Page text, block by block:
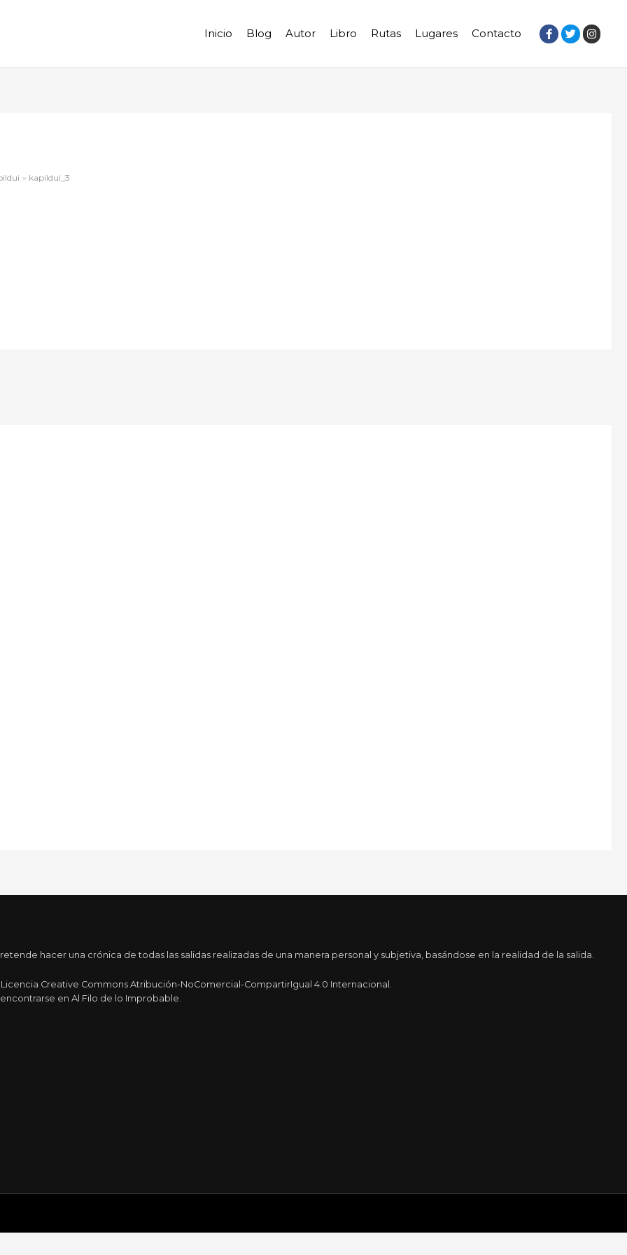
Inicio Blog Autor Libro Rutas Lugares Contacto
kapildui_3
hacer una crónica de todas las salidas realizadas de una manera personal y subjetiva, basándose en la realidad de la salida.
Creative Commons Atribución-NoComercial-CompartirIgual 4.0 Internacional.
en Al Filo de lo Improbable.